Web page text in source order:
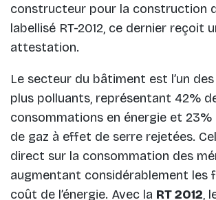
constructeur pour la construction
labellisé RT-2012, ce dernier reçoit
attestation.
Le secteur du bâtiment est l’un
plus polluants, représentant 42%
consommations en énergie et 23%
de gaz à effet de serre rejetées.
direct sur la consommation des
augmentant considérablement les
coût de l’énergie. Avec la RT 2012,